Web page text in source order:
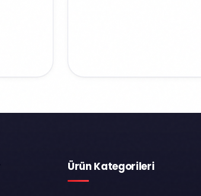
Ürün Kategorileri